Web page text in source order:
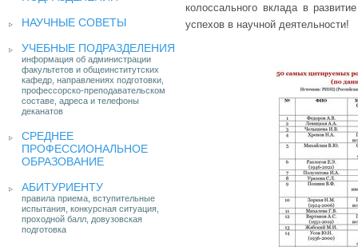
НАУЧНЫЕ СОВЕТЫ
УЧЕБНЫЕ ПОДРАЗДЕЛЕНИЯ
информация об администрации
факультетов и общеинститутских
кафедр, направлениях подготовки,
профессорско-преподавательском
составе, адреса и телефоны
деканатов
СРЕДНЕЕ
ПРОФЕССИОНАЛЬНОЕ
ОБРАЗОВАНИЕ
АБИТУРИЕНТУ
правила приема, вступительные
испытания, конкурсная ситуация,
проходной балл, довузовская
подготовка
колоссального вклада в
успехов в научной деятельности!